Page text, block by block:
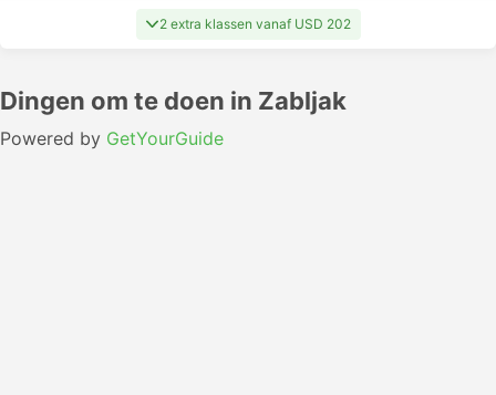
2 extra klassen vanaf USD 202
Dingen om te doen in Zabljak
Powered by GetYourGuide